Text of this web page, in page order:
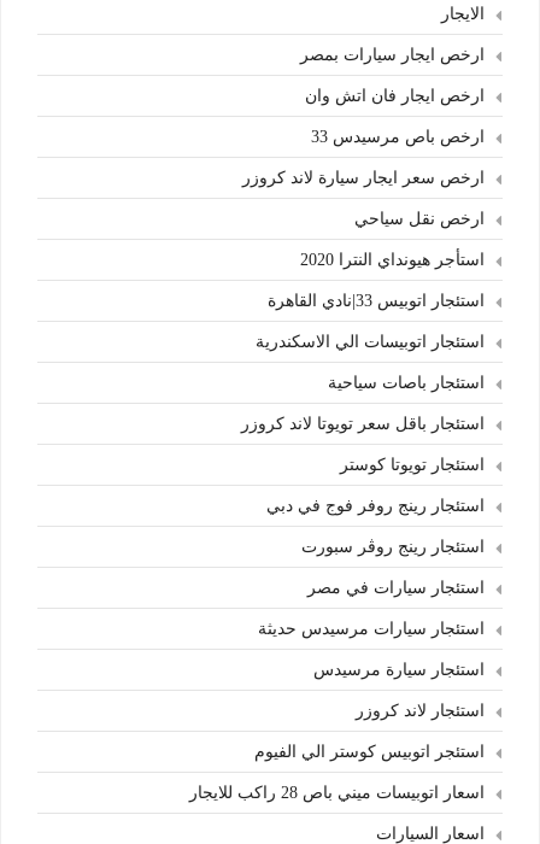
الايجار
ارخص ايجار سيارات بمصر
ارخص ايجار فان اتش وان
ارخص باص مرسيدس 33
ارخص سعر ايجار سيارة لاند كروزر
ارخص نقل سياحي
استأجر هيونداي النترا 2020
استئجار اتوبيس 33|نادي القاهرة
استئجار اتوبيسات الي الاسكندرية
استئجار باصات سياحية
استئجار باقل سعر تويوتا لاند كروزر
استئجار تويوتا كوستر
استئجار رينج روفر فوج في دبي
استئجار رينج روڤر سبورت
استئجار سيارات في مصر
استئجار سيارات مرسيدس حديثة
استئجار سيارة مرسيدس
استئجار لاند كروزر
استئجر اتوبيس كوستر الي الفيوم
اسعار اتوبيسات ميني باص 28 راكب للايجار
اسعار السيارات